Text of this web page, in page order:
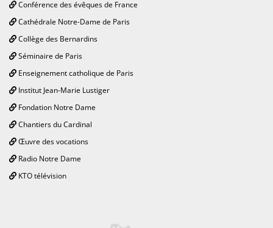
Conférence des évêques de France
Cathédrale Notre-Dame de Paris
Collège des Bernardins
Séminaire de Paris
Enseignement catholique de Paris
Institut Jean-Marie Lustiger
Fondation Notre Dame
Chantiers du Cardinal
Œuvre des vocations
Radio Notre Dame
KTO télévision